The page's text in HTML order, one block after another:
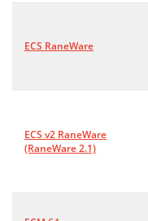
ECS RaneWare
ECS v2 RaneWare
(RaneWare 2.1)